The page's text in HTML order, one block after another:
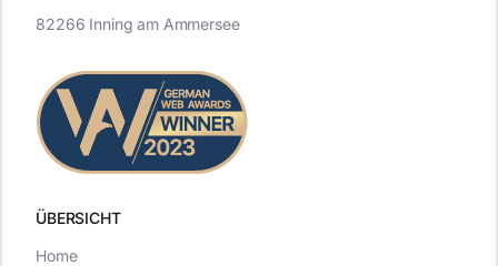
ÜBERSICHT
82266 Inning am Ammersee
Home